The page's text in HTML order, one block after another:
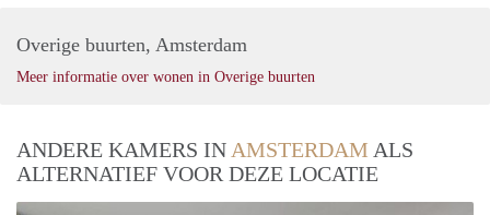
Overige buurten, Amsterdam
Meer informatie over wonen in Overige buurten
ANDERE KAMERS IN AMSTERDAM ALS
ALTERNATIEF VOOR DEZE LOCATIE